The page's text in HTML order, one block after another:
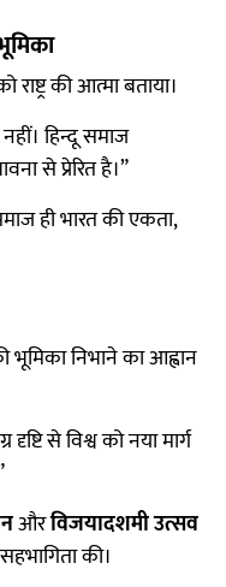
की आत्मा बताया।
हिन्दू समाज
से प्रेरित है।”
ही भारत की एकता,
भूमिका निभाने का आह्वान
से विश्व को नया मार्ग
औरविजयादशमी उत्सव
की।